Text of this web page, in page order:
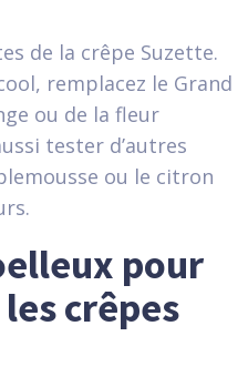
de la crêpe Suzette.
remplacez le Grand
ou de la fleur
tester d’autres
ou le citron
pour
crêpes